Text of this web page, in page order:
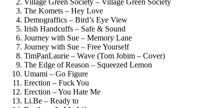
Village Green Society – Village Green Society
The Komets – Hey Love
Demograffics – Bird’s Eye View
Irish Handcuffs – Safe & Sound
Journey with Sue – Memory Lane
Journey with Sue – Free Yourself
TimPanLaurie – Wave (Tom Jobim – Cover)
The Edge of Reason – Squeezed Lemon
Umami – Go Figure
Erection – Fuck You
Erection – You Hate Me
Li.Be – Ready to